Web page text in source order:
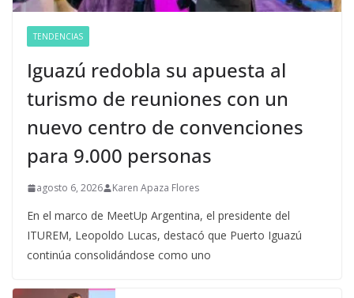
TENDENCIAS
Iguazú redobla su apuesta al
turismo de reuniones con un
nuevo centro de convenciones
para 9.000 personas
agosto 6, 2026 Karen Apaza Flores
En el marco de MeetUp Argentina, el presidente del
ITUREM, Leopoldo Lucas, destacó que Puerto Iguazú
continúa consolidándose como uno